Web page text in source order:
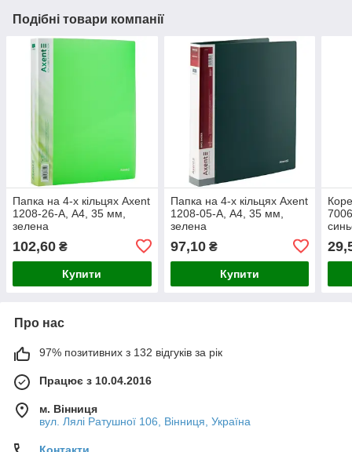
Подібні товари компанії
Папка на 4-х кільцях Axent
1208-26-A, А4, 35 мм,
зелена
102,60 ₴
Купити
Папка на 4-х кільцях Axent
1208-05-A, А4, 35 мм,
зелена
97,10₴
Купити
Про нас
97% позитивних з 132 відгуків за рік
Працює з 10.04.2016
м. Вінниця
вул. Лялі Ратушної 106, Вінниця, Україна